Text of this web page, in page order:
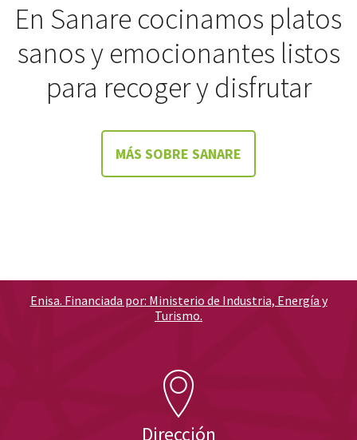
En Sanare cocinamos platos
sanos y emocionantes listos
para recoger y disfrutar
MÁS SOBRE SANARE
Dirección
Enisa. Financiada por: Ministerio de Industria, Energía y
Turismo.